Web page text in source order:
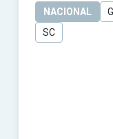
NACIONAL
SC